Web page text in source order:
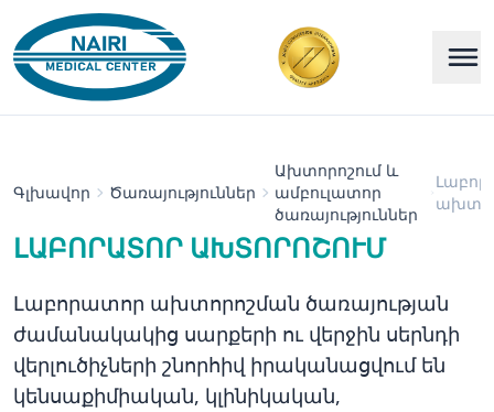
Գլխավոր Ծառայություններ
Ախտորոշում և
ամբուլատոր
ծառայություններ
ԼԱԲՈՐԱՏՈՐ ԱԽՏՈՐՈՇՈՒՄ
Լաբորատոր ախտորոշման ծառայության
ժամանակակից սարքերի ու վերջին սերնդի
վերլուծիչների շնորհիվ իրականացվում են
կենսաքիմիական, կլինիկական,